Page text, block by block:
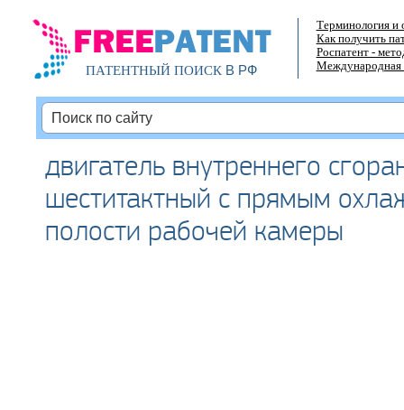
ПАТЕНТНЫЙ ПОИСКВ РФ
Терминология и
Как получить
Роспатент -
Международная
двигатель внутреннего
шеститактный с прямым
полости рабочей камеры